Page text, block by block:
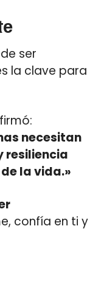
ser
la clave para
necesitan
resiliencia
la vida.»
confía en ti y